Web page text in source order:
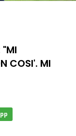
"MI
COSI'. MI